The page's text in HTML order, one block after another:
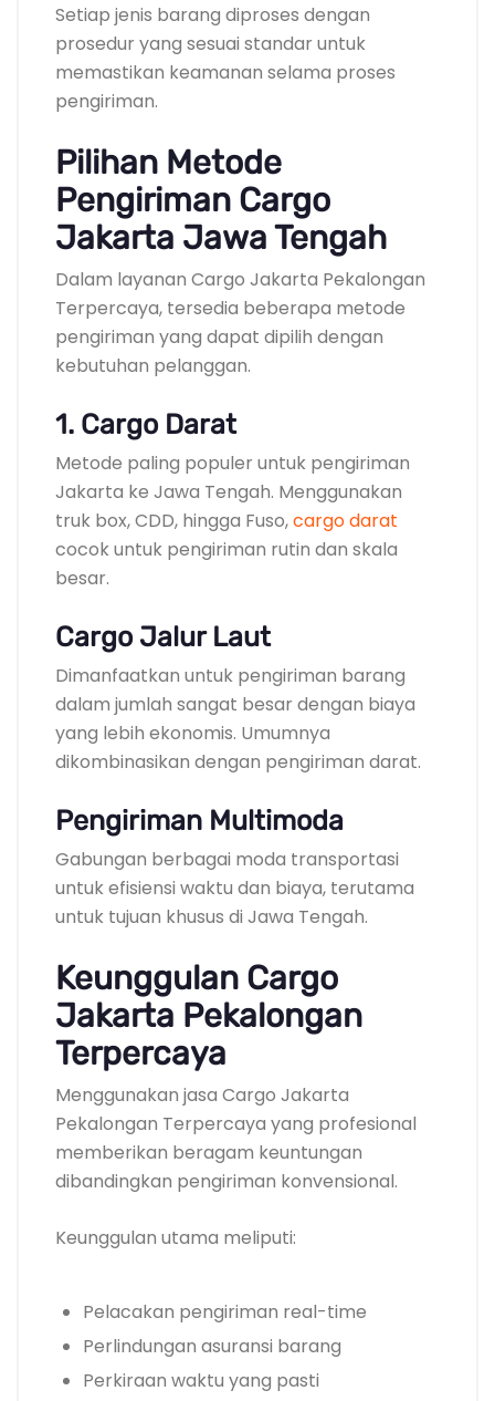
Setiap jenis barang diproses dengan
prosedur yang sesuai standar untuk
memastikan keamanan selama proses
pengiriman.
Pilihan Metode
Pengiriman Cargo
Jakarta Jawa Tengah
Dalam layanan Cargo Jakarta Pekalongan
Terpercaya, tersedia beberapa metode
pengiriman yang dapat dipilih dengan
kebutuhan pelanggan.
1. Cargo Darat
Metode paling populer untuk pengiriman
Jakarta ke Jawa Tengah. Menggunakan
truk box, CDD, hingga Fuso,cargo darat
cocok untuk pengiriman rutin dan skala
besar.
Cargo Jalur Laut
Dimanfaatkan untuk pengiriman barang
dalam jumlah sangat besar dengan biaya
yang lebih ekonomis. Umumnya
dikombinasikan dengan pengiriman darat.
Pengiriman Multimoda
Gabungan berbagai moda transportasi
untuk efisiensi waktu dan biaya, terutama
untuk tujuan khusus di Jawa Tengah.
Keunggulan Cargo
Jakarta Pekalongan
Terpercaya
Menggunakan jasa Cargo Jakarta
Pekalongan Terpercaya yang profesional
memberikan beragam keuntungan
dibandingkan pengiriman konvensional.
Keunggulan utama meliputi:
Pelacakan pengiriman real-time
Perlindungan asuransi barang
Perkiraan waktu yang pasti